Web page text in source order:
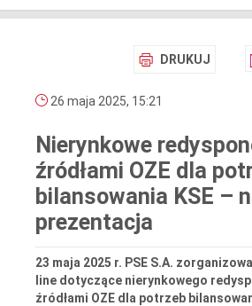
DRUKUJ
26 maja 2025, 15:21
Nierynkowe
źródłami OZE dla
bilansowania KSE –
prezentacja
23 maja 2025 r. PSE S.A.
line dotyczące nierynkowego
źródłami OZE dla potrzeb